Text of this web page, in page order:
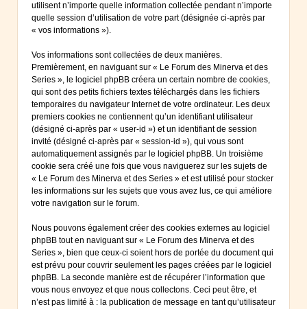
utilisent n’importe quelle information collectée pendant n’importe
quelle session d’utilisation de votre part (désignée ci-après par
« vos informations »).
Vos informations sont collectées de deux manières.
Premièrement, en naviguant sur « Le Forum des Minerva et des
Series », le logiciel phpBB créera un certain nombre de cookies,
qui sont des petits fichiers textes téléchargés dans les fichiers
temporaires du navigateur Internet de votre ordinateur. Les deux
premiers cookies ne contiennent qu’un identifiant utilisateur
(désigné ci-après par « user-id ») et un identifiant de session
invité (désigné ci-après par « session-id »), qui vous sont
automatiquement assignés par le logiciel phpBB. Un troisième
cookie sera créé une fois que vous naviguerez sur les sujets de
« Le Forum des Minerva et des Series » et est utilisé pour stocker
les informations sur les sujets que vous avez lus, ce qui améliore
votre navigation sur le forum.
Nous pouvons également créer des cookies externes au logiciel
phpBB tout en naviguant sur « Le Forum des Minerva et des
Series », bien que ceux-ci soient hors de portée du document qui
est prévu pour couvrir seulement les pages créées par le logiciel
phpBB. La seconde manière est de récupérer l’information que
vous nous envoyez et que nous collectons. Ceci peut être, et
n’est pas limité à : la publication de message en tant qu’utilisateur